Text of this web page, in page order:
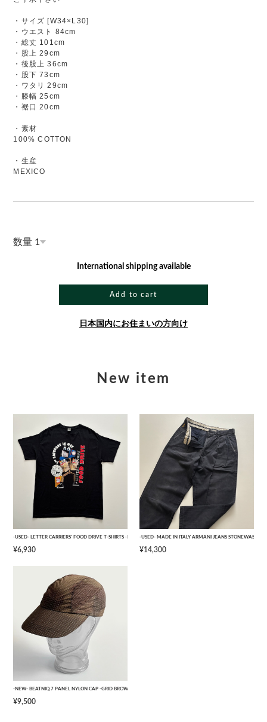
・サイズ [W34×L30]
・ウエスト 84cm
・総丈 101cm
・股上 29cm
・後股上 36cm
・股下 73cm
・ワタリ 29cm
・膝幅 25cm
・裾口 20cm
・素材
100% COTTON
・生産
MEXICO
数量
International shipping available
Add to cart
日本国内にお住まいの方向け
New item
-USED- LETTER CARRIERS' FOOD DRIVE T-SHIRTS -BLACK- [L]
¥6,930
-USED- MADE IN ITALY ARMANI JEANS
¥14,300
-NEW- BEATNIQ 7 PANEL NYLON CAP -GRID BROWN CAMOUFLAGE- [ONE SIZE]
¥9,500